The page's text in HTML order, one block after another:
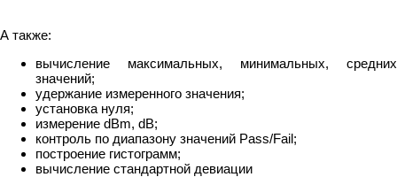
А также:
вычисление максимальных, минимальных, средних
значений;
удержание измеренного значения;
установка нуля;
измерение dBm, dB;
контроль по диапазону значений Pass/Fail;
построение гистограмм;
вычисление стандартной девиации